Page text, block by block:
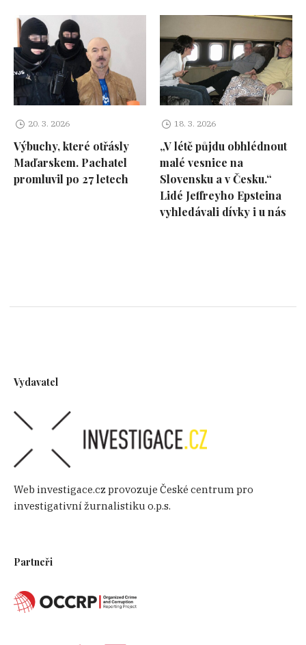
20. 3. 2026
Výbuchy, které otřásly
Maďarskem. Pachatel
promluvil po 27 letech
18. 3. 2026
„V létě půjdu obhlédnout
malé vesnice na
Slovensku a v Česku.“
Lidé Jeffreyho Epsteina
vyhledávali dívky i u nás
Vydavatel
Web investigace.cz provozuje České centrum pro
investigativní žurnalistiku o.p.s.
Partneři